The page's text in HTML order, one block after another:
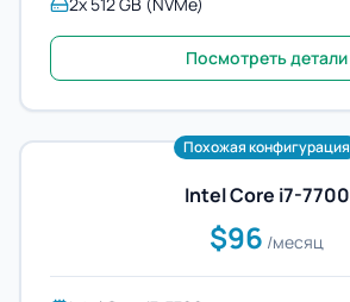
Посмотреть детали
Похожая конфигурация
Intel Core i7-7700
$96 /месяц